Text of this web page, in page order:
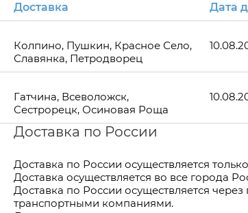
Доставка Дата
Колпино, Пушкин, Красное Село,
Славянка, Петродворец
Гатчина, Всеволожск,
Сестрорецк, Осиновая Роща
Доставка по России
Доставка по Росcии осуществляется
Доставка осуществляется во все города
Доставка по России осуществляется
транспортными компаниями.